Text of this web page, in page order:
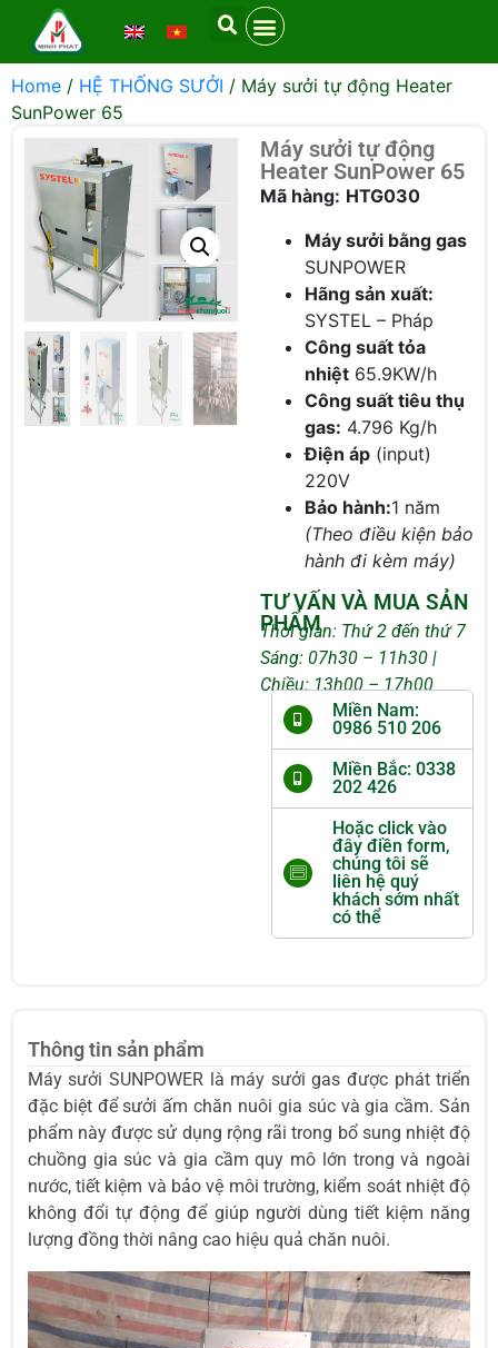
Home / HỆ THỐNG SƯỞI / Máy sưởi tự động Heater
SunPower 65
Máy sưởi tự động
Heater SunPower 65
Mã hàng: HTG030
Máy sưởi bằng gas
SUNPOWER
Hãng sản xuất:
SYSTEL – Pháp
Công suất tỏa
nhiệt 65.9KW/h
Công suất tiêu thụ
gas: 4.796 Kg/h
Điện áp (input)
220V
Bảo hành:1 năm
(Theo điều kiện bảo
hành đi kèm máy)
TƯ VẤN VÀ MUA SẢN
PHẨM
Thời gian: Thứ 2 đến thứ 7
Sáng: 07h30 – 11h30 |
Chiều: 13h00 – 17h00
Miền Nam:
0986 510 206
Miền Bắc: 0338
202 426
Hoặc click vào
đây điền form,
chúng tôi sẽ
liên hệ quý
khách sớm nhất
có thể
Thông tin sản phẩm
Máy sưởi SUNPOWER là máy sưởi gas được phát triển
đặc biệt để sưởi ấm chăn nuôi gia súc và gia cầm. Sản
phẩm này được sử dụng rộng rãi trong bổ sung nhiệt độ
chuồng gia súc và gia cầm quy mô lớn trong và ngoài
nước, tiết kiệm và bảo vệ môi trường, kiểm soát nhiệt độ
không đổi tự động để giúp người dùng tiết kiệm năng
lượng đồng thời nâng cao hiệu quả chăn nuôi.